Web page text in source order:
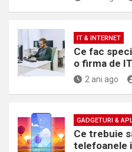
IT & INTERNET
Ce fac
o firma de
2 ani ago
GADGETURI &
Ce trebuie
telefoanele